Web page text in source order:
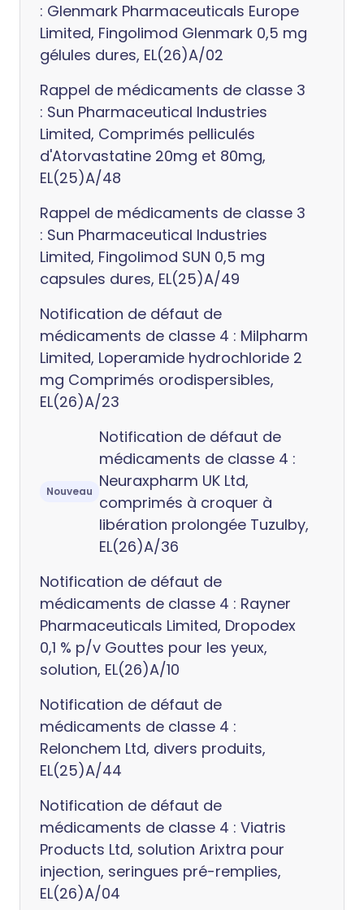
: Glenmark Pharmaceuticals Europe
Limited, Fingolimod Glenmark 0,5 mg
gélules dures, EL(26)A/02
Rappel de médicaments de classe 3
: Sun Pharmaceutical Industries
Limited, Comprimés pelliculés
d'Atorvastatine 20mg et 80mg,
EL(25)A/48
Rappel de médicaments de classe 3
: Sun Pharmaceutical Industries
Limited, Fingolimod SUN 0,5 mg
capsules dures, EL(25)A/49
Notification de défaut de
médicaments de classe 4 : Milpharm
Limited, Loperamide hydrochloride 2
mg Comprimés orodispersibles,
EL(26)A/23
Nouveau
Notification de défaut de
médicaments de classe 4 :
Neuraxpharm UK Ltd,
comprimés à croquer à
libération prolongée Tuzulby,
EL(26)A/36
Notification de défaut de
médicaments de classe 4 : Rayner
Pharmaceuticals Limited, Dropodex
0,1 % p/v Gouttes pour les yeux,
solution, EL(26)A/10
Notification de défaut de
médicaments de classe 4 :
Relonchem Ltd, divers produits,
EL(25)A/44
Notification de défaut de
médicaments de classe 4 : Viatris
Products Ltd, solution Arixtra pour
injection, seringues pré-remplies,
EL(26)A/04